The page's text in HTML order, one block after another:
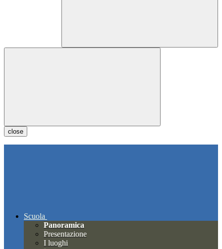
close
Scuola
Panoramica
Presentazione
I luoghi